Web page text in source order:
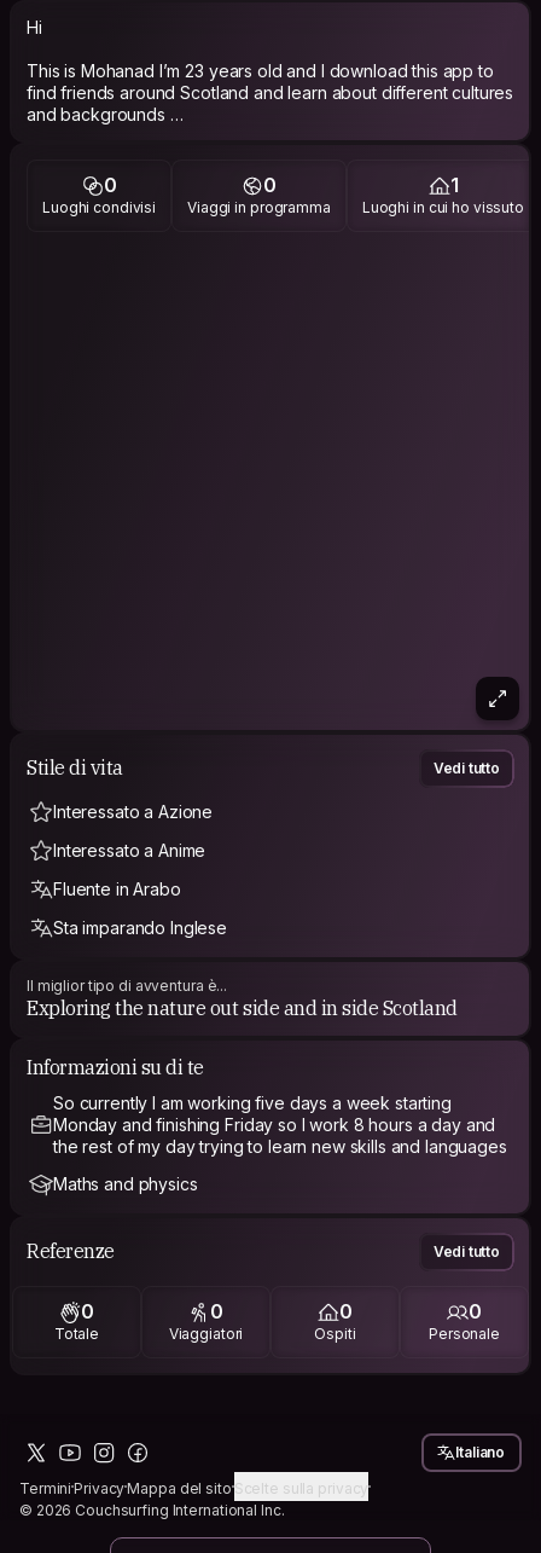
Hi
This is Mohanad I’m 23 years old and I download this app to
find friends around Scotland and learn about different cultures
and backgrounds
I am totally new in this app so hopefully it’ll be good
experience
0
Luoghi condivisi
0
Viaggi in programma
1
Luoghi in cui ho vissuto
Stile di vita Vedi tutto
Interessato a Azione
Interessato a Anime
Fluente in Arabo
Sta imparando Inglese
Il miglior tipo di avventura è...
Exploring the nature out side and in side Scotland
Informazioni su di te
So currently I am working five days a week starting
Monday and finishing Friday so I work 8 hours a day and
the rest of my day trying to learn new skills and languages
Maths and physics
Referenze Vedi tutto
0
Totale
0
Viaggiatori
0
Ospiti
0
Personale
TerminiPrivacyMappa del sitoScelte sulla privacy
© 2026 Couchsurfing International Inc.
Italiano